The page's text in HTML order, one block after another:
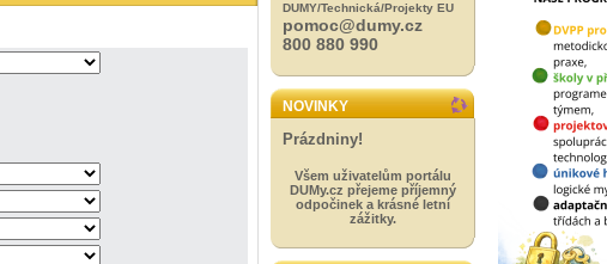
DUMY/Technická/Projekty EU
pomoc@dumy.cz
800 880 990
NOVINKY
Prázdniny!
Všem uživatelům portálu
DUMy.cz přejeme příjemný
odpočinek a krásné letní
zážitky.